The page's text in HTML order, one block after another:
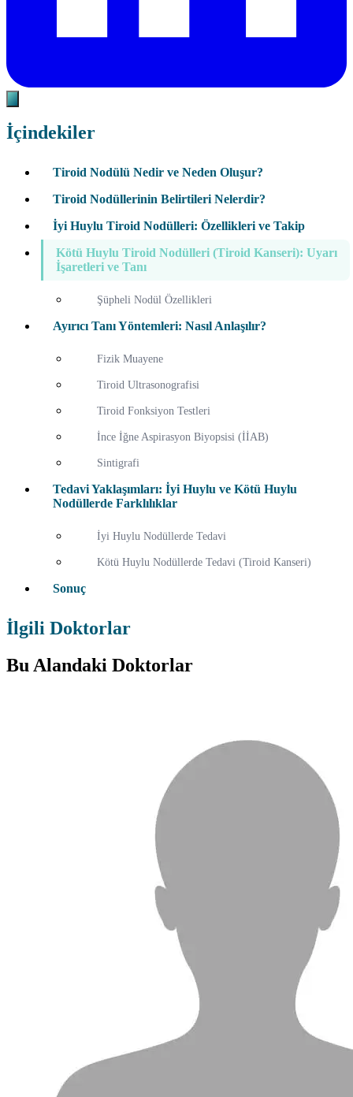
İçindekiler
Tiroid Nodülü Nedir ve Neden Oluşur?
Tiroid Nodüllerinin Belirtileri Nelerdir?
İyi Huylu Tiroid Nodülleri: Özellikleri ve Takip
Kötü Huylu Tiroid Nodülleri (Tiroid Kanseri): Uyarı
İşaretleri ve Tanı
Şüpheli Nodül Özellikleri
Ayırıcı Tanı Yöntemleri: Nasıl Anlaşılır?
Fizik Muayene
Tiroid Ultrasonografisi
Tiroid Fonksiyon Testleri
İnce İğne Aspirasyon Biyopsisi (İİAB)
Sintigrafi
Tedavi Yaklaşımları: İyi Huylu ve Kötü Huylu
Nodüllerde Farklılıklar
İyi Huylu Nodüllerde Tedavi
Kötü Huylu Nodüllerde Tedavi (Tiroid Kanseri)
Sonuç
İlgili Doktorlar
Bu Alandaki Doktorlar